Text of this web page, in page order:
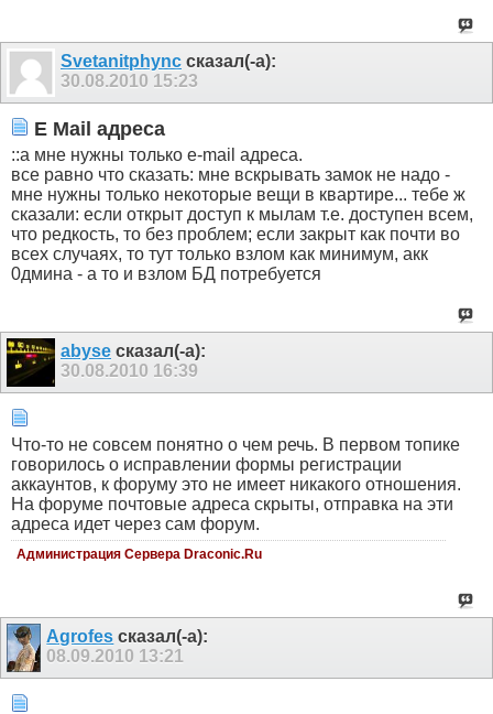
Svetanitphync сказал(-а):
30.08.2010 15:23
E Mail адреса
::а мне нужны только e-mail адреса.
все равно что сказать: мне вскрывать замок не надо -
мне нужны только некоторые вещи в квартире... тебе ж
сказали: если открыт доступ к мылам т.е. доступен всем,
что редкость, то без проблем; если закрыт как почти во
всех случаях, то тут только взлом как минимум, акк
0дмина - а то и взлом БД потребуется
abyse сказал(-а):
30.08.2010 16:39
Что-то не совсем понятно о чем речь. В первом топике
говорилось о исправлении формы регистрации
аккаунтов, к форуму это не имеет никакого отношения.
На форуме почтовые адреса скрыты, отправка на эти
адреса идет через сам форум.
Администрация Сервера Draconic.Ru
Agrofes сказал(-а):
08.09.2010 13:21